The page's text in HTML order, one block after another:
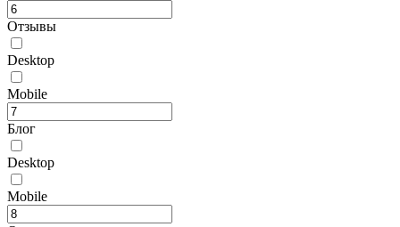
Отзывы
Desktop
Mobile
Блог
Desktop
Mobile